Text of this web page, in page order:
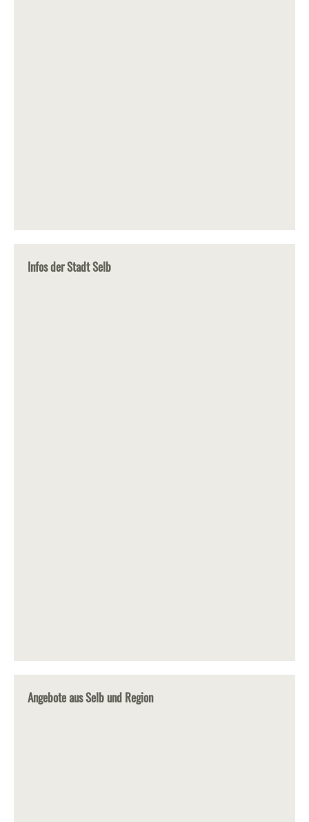
Infos der Stadt Selb
Angebote aus Selb und Region